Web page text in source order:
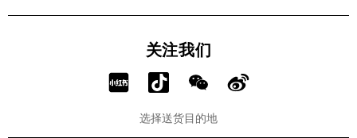
关注我们
分
分
享
分
享
分
选择送货目的地